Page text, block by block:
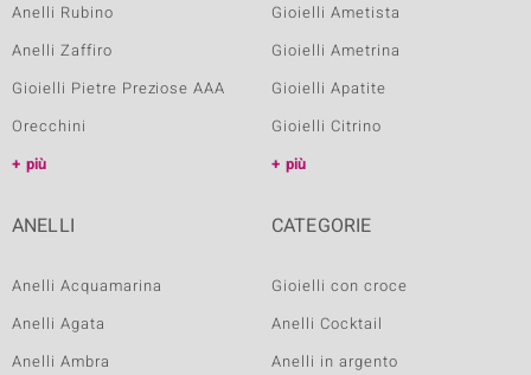
Anelli Rubino
Anelli Zaffiro
Gioielli Pietre Preziose AAA
Orecchini
più
Gioielli Ametista
Gioielli Ametrina
Gioielli Apatite
Gioielli Citrino
più
ANELLI
Anelli Acquamarina
Anelli Agata
Anelli Ambra
CATEGORIE
Gioielli con croce
Anelli Cocktail
Anelli in argento